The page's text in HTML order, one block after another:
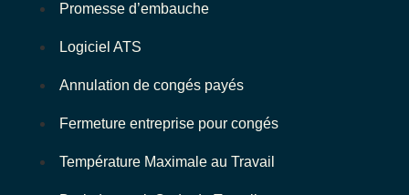
Promesse d’embauche
Logiciel ATS
Annulation de congés payés
Fermeture entreprise pour congés
Température Maximale au Travail